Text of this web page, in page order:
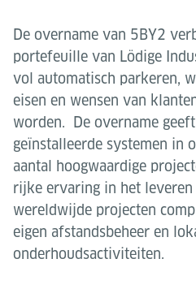
De overname van 5BY2
portefeuille van Lödige
vol automatisch parkeren,
eisen en wensen van
worden. De overname
geïnstalleerde systemen in
aantal hoogwaardige
rijke ervaring in het leveren
wereldwijde projecten
eigen afstandsbeheer en
onderhoudsactiviteiten.